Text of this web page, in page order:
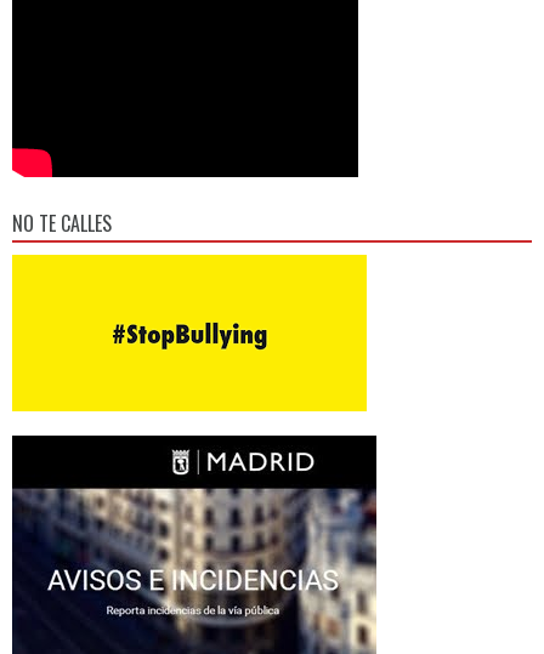
NO TE CALLES